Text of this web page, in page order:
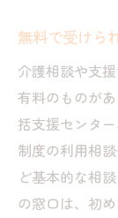
無料で受けら
介護相談や支
有料のものが
括支援センタ
制度の利用相
ど基本的な相
の窓口は、初